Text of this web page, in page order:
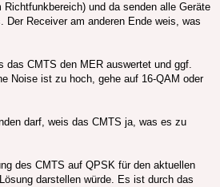
Richtfunkbereich) und da senden alle Geräte
Der Receiver am anderen Ende weis, was
das CMTS den MER auswertet und ggf.
Noise ist zu hoch, gehe auf 16-QAM oder
darf, weis das CMTS ja, was es zu
des CMTS auf QPSK für den aktuellen
darstellen würde. Es ist durch das